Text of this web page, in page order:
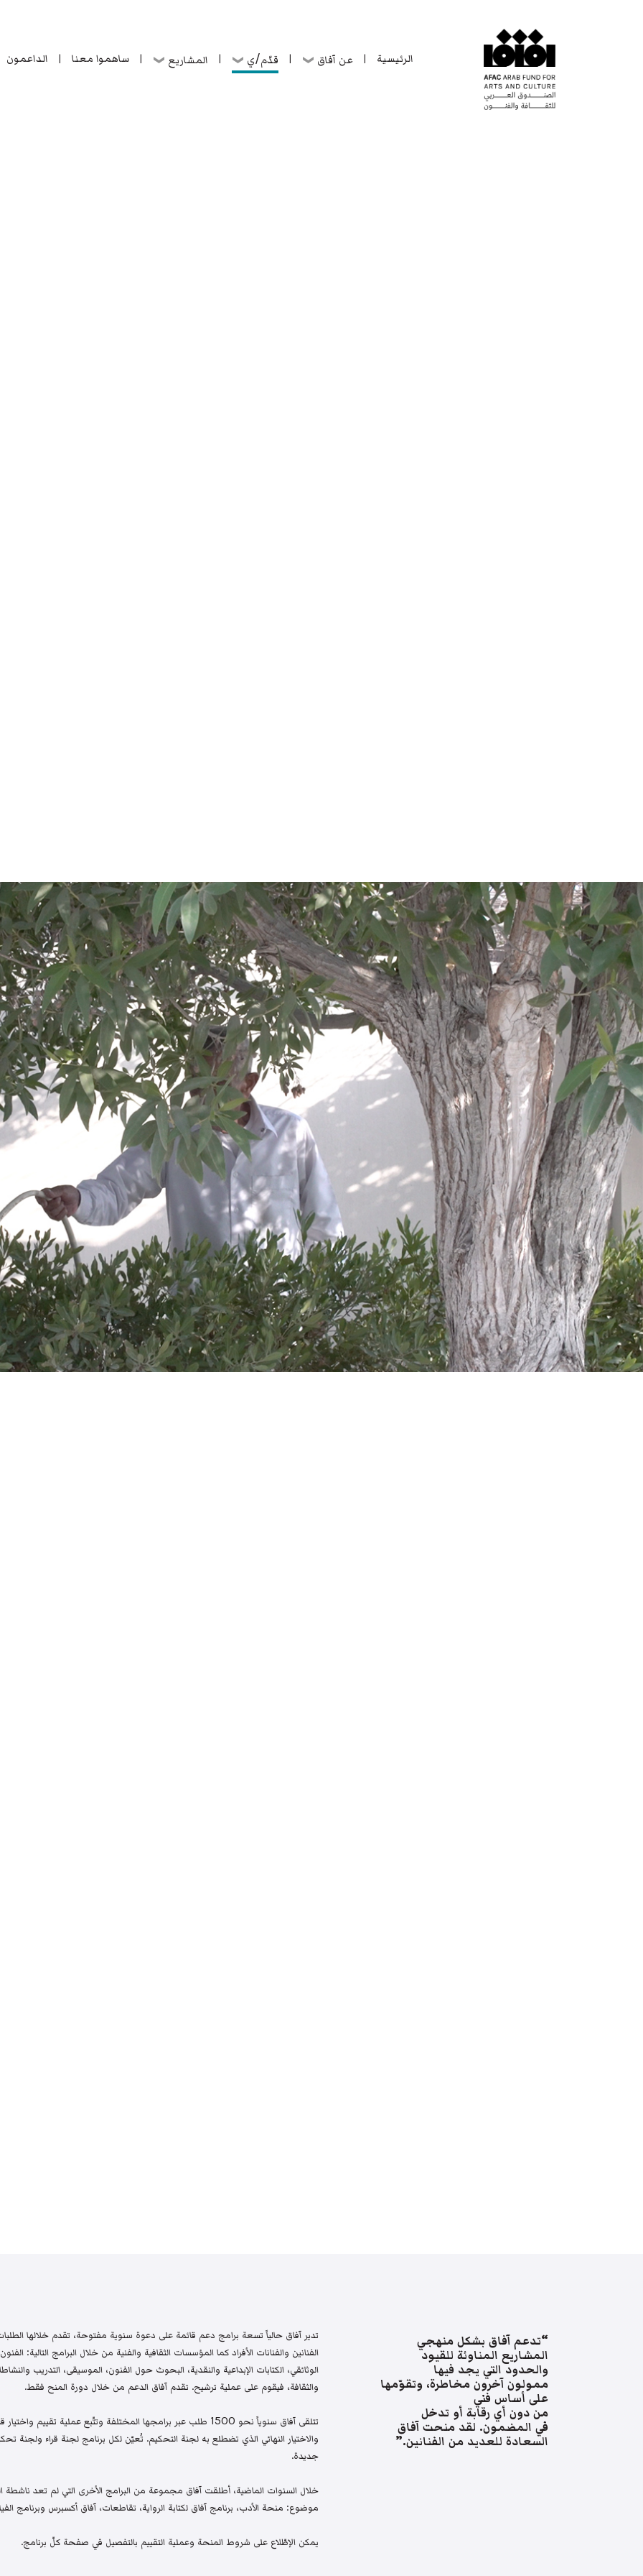
الرئيسية | عن آفاق | قدّم/ي | المشاريع | ساهموا معنا | الداعمون
“تدعم آفاق بشكل منهجي
المشاريع المناوئة للقيود
والحدود التي يجد فيها
ممولون آخرون مخاطرة، وتقوّمها
على أساس فني
من دون أي رقابة أو تدخل
في المضمون. لقد منحت آفاق
السعادة للعديد من الفنانين.”
تدير آفاق حالياً تسعة برامج دعم قائمة على دعوة سنوية مفتوحة، تقدم خلالها
الفنانين والفنانات الأفراد كما المؤسسات الثقافية والفنية من خلال البرامج التالية:
الوثائقي، الكتابات الإبداعية والنقدية، البحوث حول الفنون، الموسيقى، التدريب
والثقافة، فيقوم على عملية ترشيح. تقدم آفاق الدعم من خلال دورة المنح فقط.
تتلقى آفاق سنوياً نحو 1500 طلب عبر برامجها المختلفة وتتّبع عملية
والاختيار النهائي الذي تضطلع به لجنة التحكيم. تُعيّن لكل برنامج لجنة قراء
جديدة.
خلال السنوات الماضية، أطلقت آفاق مجموعة من البرامج الأخرى التي لم تعد ناشطة
موضوع: منحة الأدب، برنامج آفاق لكتابة الرواية، تقاطعات، آفاق أكسبرس وبرنامج
يمكن الإطّلاع على شروط المنحة وعملية التقييم بالتفصيل في صفحة كلّ برنامج.